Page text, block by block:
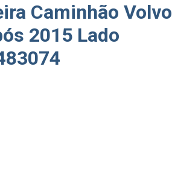
Caminhão Volvo
2015 Lado